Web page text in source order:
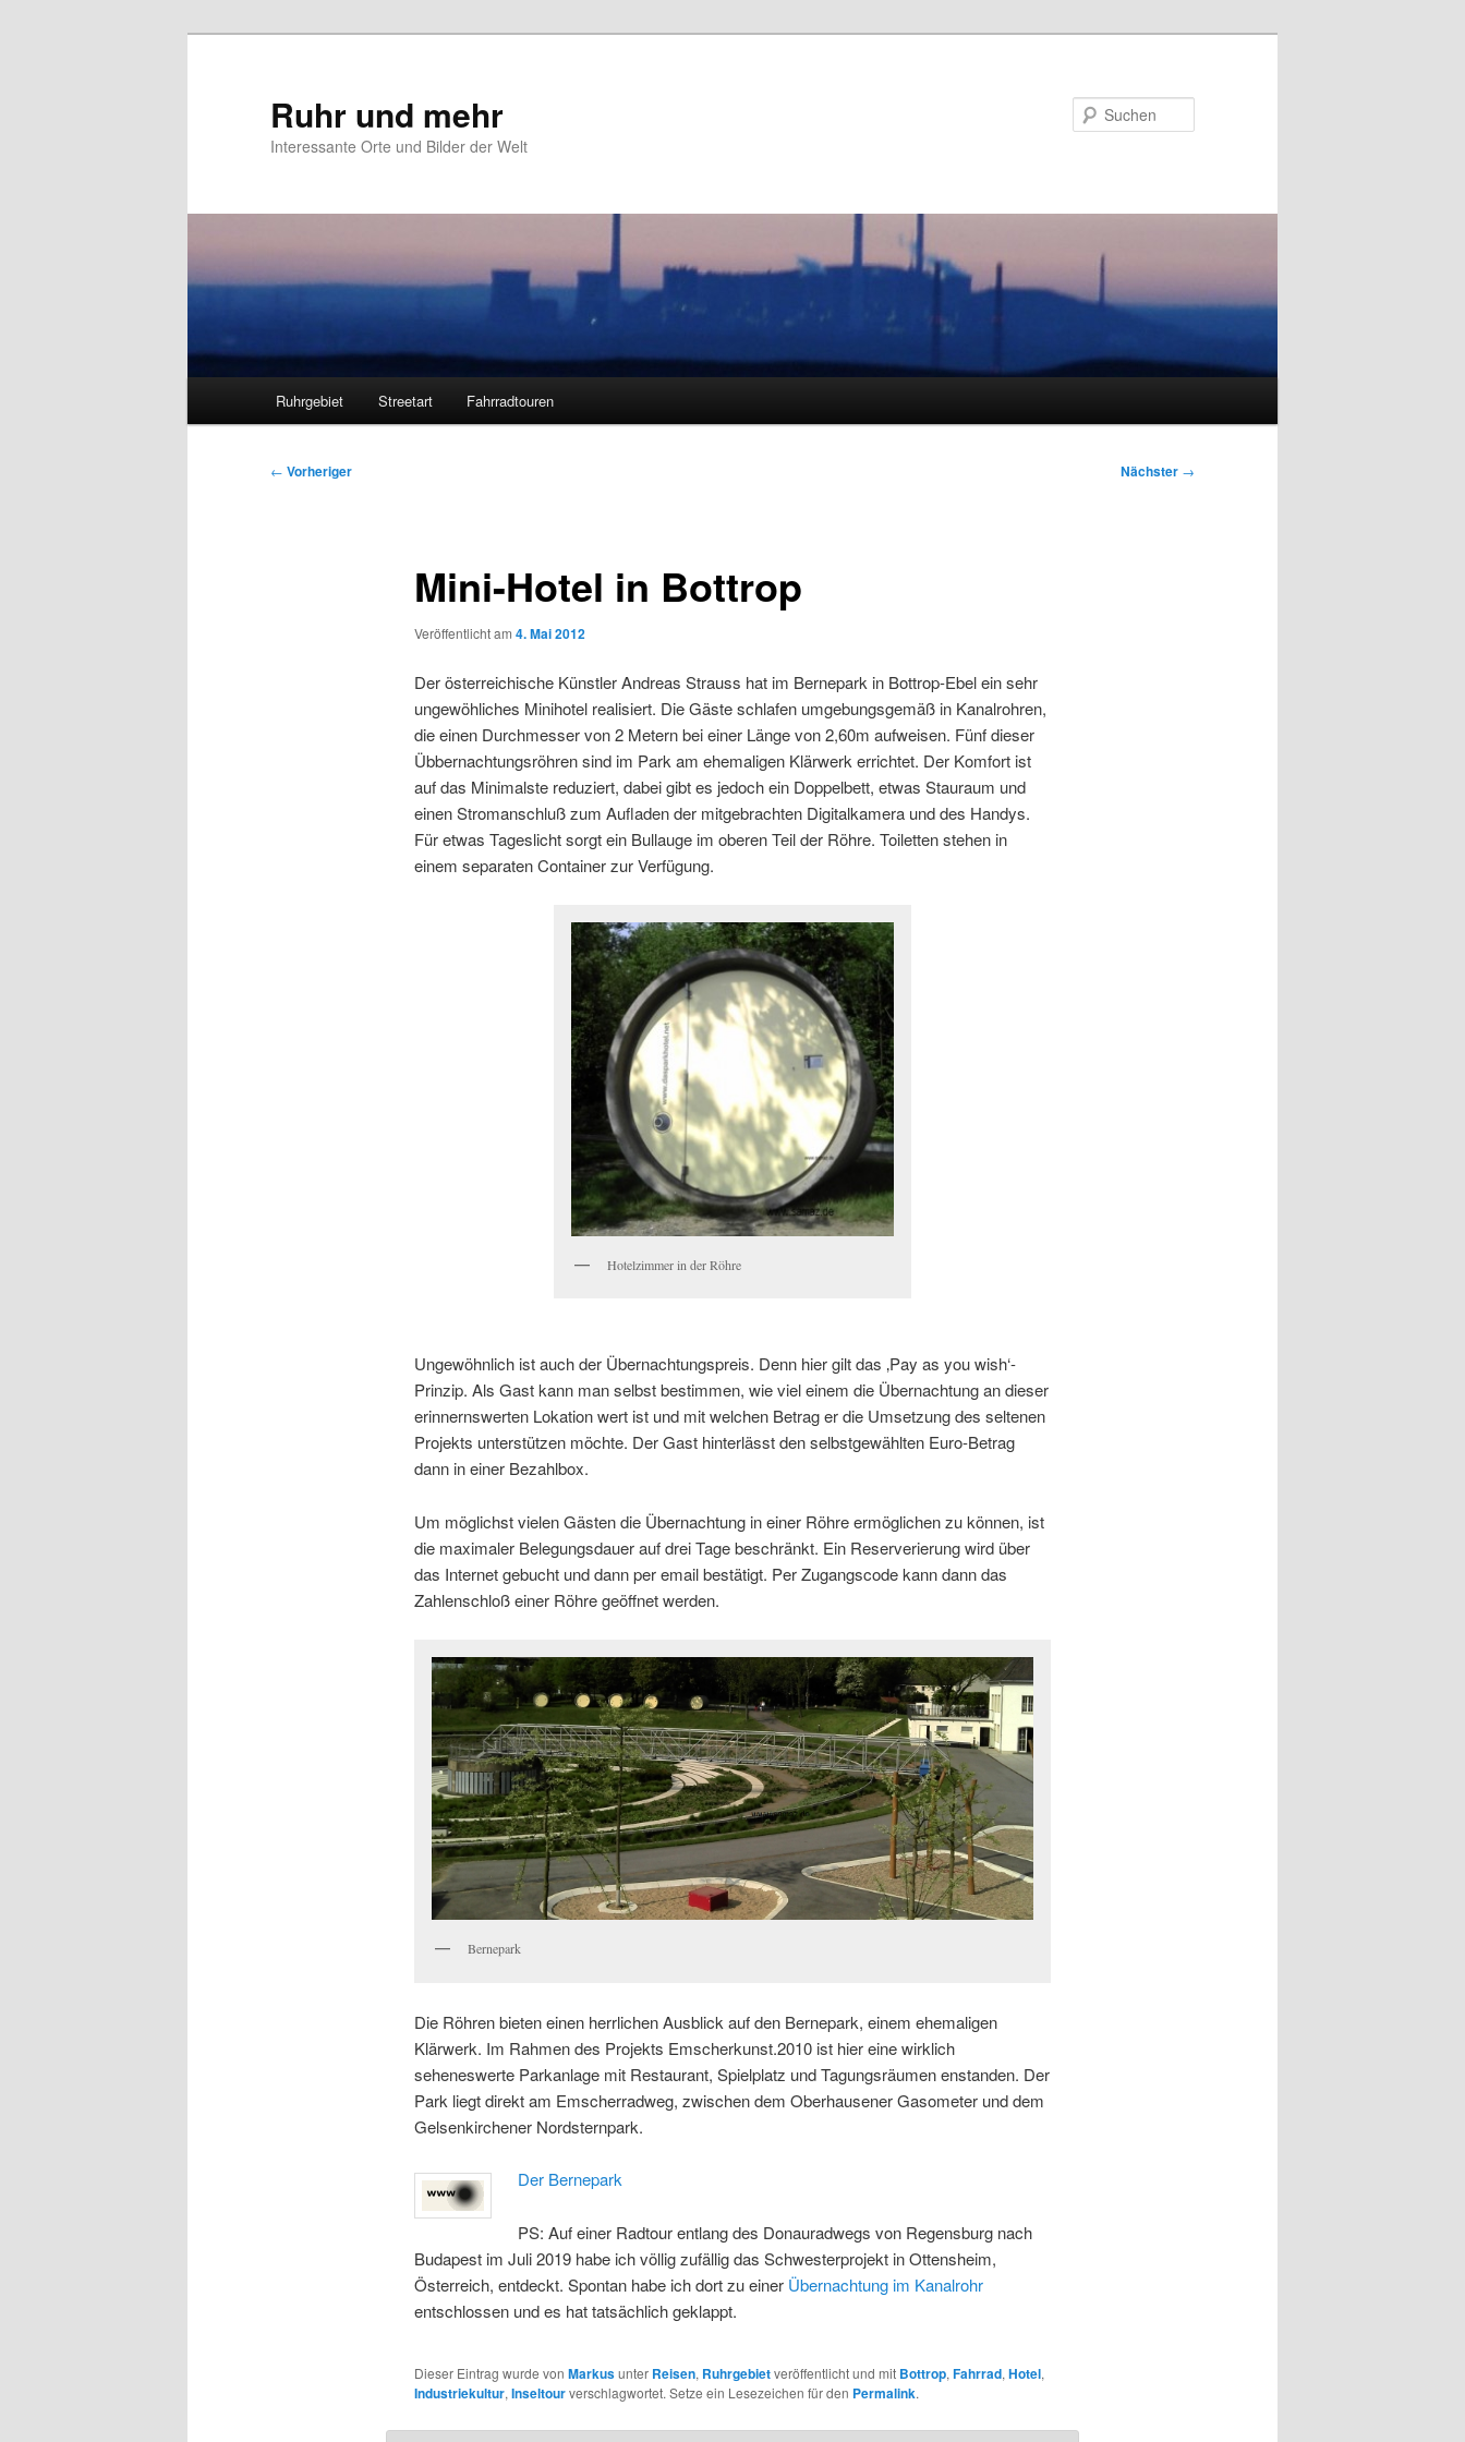
Ruhr und mehr
Interessante Orte und Bilder der Welt
Ruhrgebiet Streetart Fahrradtouren
Beitragsnavigation
← Vorheriger Nächster →
Mini-Hotel in Bottrop
Veröffentlicht am 4. Mai 2012
Der österreichische Künstler Andreas Strauss hat im Bernepark in Bottrop-Ebel ein sehr
ungewöhliches Minihotel realisiert. Die Gäste schlafen umgebungsgemäß in Kanalrohren,
die einen Durchmesser von 2 Metern bei einer Länge von 2,60m aufweisen. Fünf dieser
Übbernachtungsröhren sind im Park am ehemaligen Klärwerk errichtet. Der Komfort ist
auf das Minimalste reduziert, dabei gibt es jedoch ein Doppelbett, etwas Stauraum und
einen Stromanschluß zum Aufladen der mitgebrachten Digitalkamera und des Handys.
Für etwas Tageslicht sorgt ein Bullauge im oberen Teil der Röhre. Toiletten stehen in
einem separaten Container zur Verfügung.
Hotelzimmer in der Röhre
Ungewöhnlich ist auch der Übernachtungspreis. Denn hier gilt das ‚Pay as you wish‘-
Prinzip. Als Gast kann man selbst bestimmen, wie viel einem die Übernachtung an dieser
erinnernswerten Lokation wert ist und mit welchen Betrag er die Umsetzung des seltenen
Projekts unterstützen möchte. Der Gast hinterlässt den selbstgewählten Euro-Betrag
dann in einer Bezahlbox.
Um möglichst vielen Gästen die Übernachtung in einer Röhre ermöglichen zu können, ist
die maximaler Belegungsdauer auf drei Tage beschränkt. Ein Reserverierung wird über
das Internet gebucht und dann per email bestätigt. Per Zugangscode kann dann das
Zahlenschloß einer Röhre geöffnet werden.
Bernepark
Die Röhren bieten einen herrlichen Ausblick auf den Bernepark, einem ehemaligen
Klärwerk. Im Rahmen des Projekts Emscherkunst.2010 ist hier eine wirklich
seheneswerte Parkanlage mit Restaurant, Spielplatz und Tagungsräumen enstanden. Der
Park liegt direkt am Emscherradweg, zwischen dem Oberhausener Gasometer und dem
Gelsenkirchener Nordsternpark.
Der Bernepark
PS: Auf einer Radtour entlang des Donauradwegs von Regensburg nach
Budapest im Juli 2019 habe ich völlig zufällig das Schwesterprojekt in Ottensheim,
Österreich, entdeckt. Spontan habe ich dort zu einer Übernachtung im Kanalrohr
entschlossen und es hat tatsächlich geklappt.
Dieser Eintrag wurde von Markusunter Reisen, Ruhrgebietveröffentlicht und mit Bottrop, Fahrrad, Hotel,
Industriekultur, Inseltourverschlagwortet. Setze ein Lesezeichen für den Permalink.